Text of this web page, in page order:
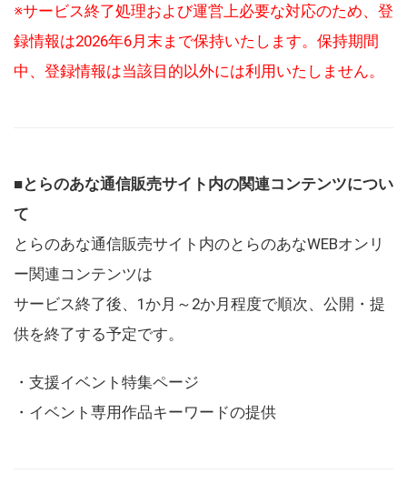
※サービス終了処理および運営上必要な対応のため、登
録情報は2026年6月末まで保持いたします。保持期間
中、登録情報は当該目的以外には利用いたしません。
■とらのあな通信販売サイト内の関連コンテンツについ
て
とらのあな通信販売サイト内のとらのあなWEBオンリ
ー関連コンテンツは
サービス終了後、1か月～2か月程度で順次、公開・提
供を終了する予定です。
・支援イベント特集ページ
・イベント専用作品キーワードの提供